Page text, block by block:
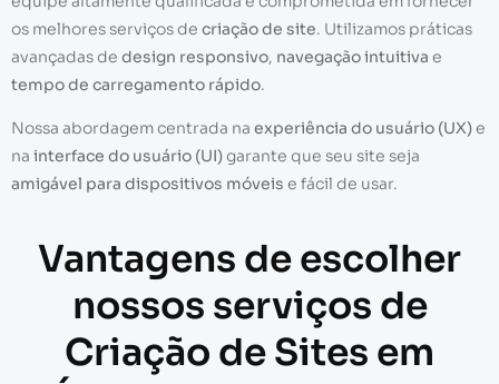
os melhores serviços de criação de site. Utilizamos práticas
avançadas de design responsivo, navegação intuitiva e
tempo de carregamento rápido.
Nossa abordagem centrada na experiência do usuário (UX)e
na interface do usuário (UI)garante que seu site seja
amigável para dispositivos móveis e fácil de usar.
Vantagens de escolher
nossos serviços de
Criação de Sites em